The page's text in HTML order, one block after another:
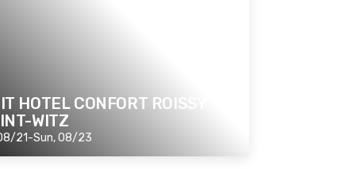
HOTEL CONFORT ROISSY
WITZ
21-Sun, 08/23